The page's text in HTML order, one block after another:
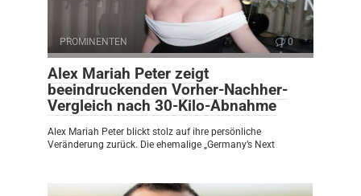
PROMINENTEN 0
Alex Mariah Peter zeigt
beeindruckenden Vorher-Nachher-
Vergleich nach 30-Kilo-Abnahme
Alex Mariah Peter blickt stolz auf ihre persönliche
Veränderung zurück. Die ehemalige „Germany’s Next